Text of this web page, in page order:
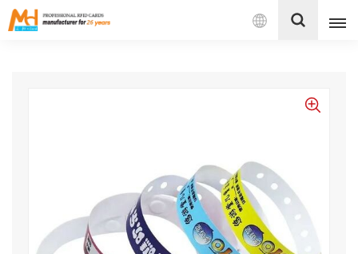
بالعربية
Español
Português
بالعربية